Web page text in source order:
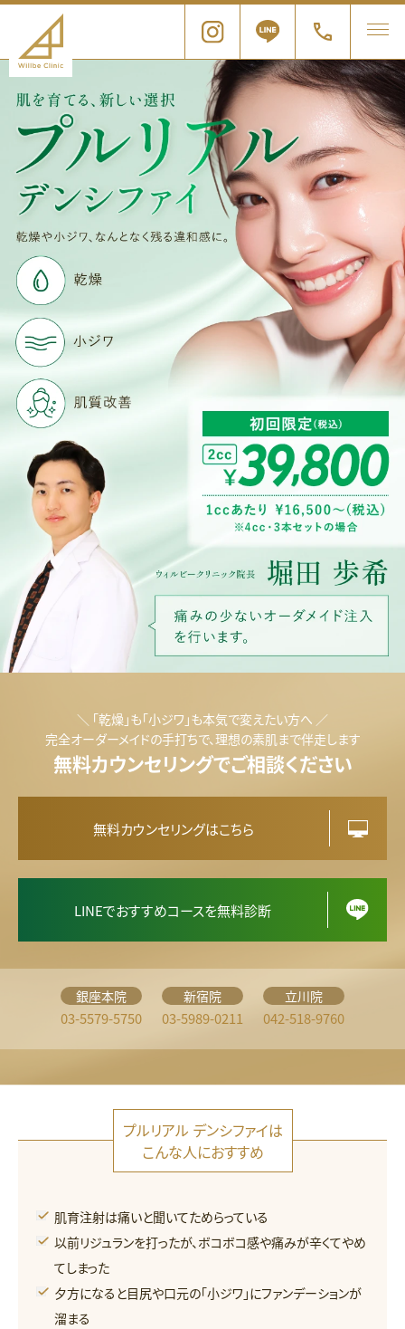
プ
デ
＼ 「乾燥」も「小ジワ」も本気で変えたい方へ ／
完全オーダーメイドの手打ちで、理想の素肌まで伴走します
無料カウンセリングでご相談ください
無料カウンセリングはこちら
LINEでおすすめコースを無料診断
銀座本院
03-5579-5750
新宿院
03-5989-0211
立川院
042-518-9760
プルリアル デンシファイは
こんな人におすすめ
肌育注射は痛いと聞いてためらっている
以前リジュランを打ったが、ボコボコ感や痛みが辛くてやめ
てしまった
夕方になると目尻や口元の「小ジワ」にファンデーションが
溜まる